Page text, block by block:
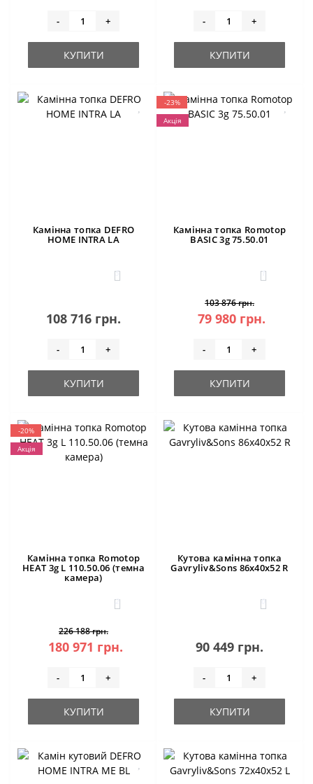
- +
КУПИТИ
- +
КУПИТИ
Камінна топка DEFRO
HOME INTRA LA
5
108 716 грн.
- +
КУПИТИ
-23%
Акція
Камінна топка Romotop
BASIC 3g 75.50.01
1
103 876 грн.
79 980 грн.
- +
КУПИТИ
-20%
Акція
Камінна топка Romotop
HEAT 3g L 110.50.06 (темна
камера)
2
226 188 грн.
180 971 грн.
- +
КУПИТИ
Кутова камінна топка
Gavryliv&Sons 86x40x52 R
0
90 449 грн.
- +
КУПИТИ